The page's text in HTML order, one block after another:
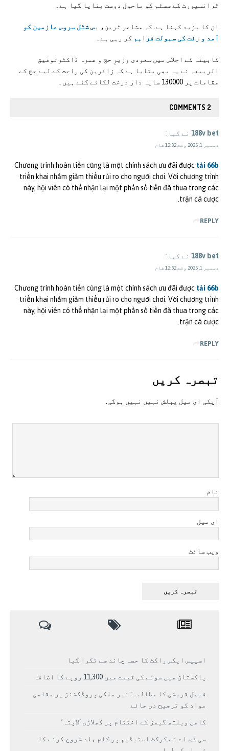
ٹرانسپورٹ کے سسٹم کو ماحول دوست بنایا گیا ہے۔
ان کا مزید کہنا ہے. کہ مشاعر ٹرین، بس شٹل سروس عازمین کو
آمد و رفت کی سہولت فراہم کر رہی ہے۔
کابینہ کے اجلاس میں سعودی وزیرِ حج و عمرہ ڈاکٹرتوفیق
الربیعہ نے یہ بھی بتایا ہے کہ زائرین کی راحت کے لیے حج کے
مقامات پر 130000 سایہ دار درخت لگائے گئے ہیں۔
2 COMMENTS
188v bet نے کہا:
دسمبر 1, 2025 وقت 12:32 شام
Chương trình hoàn tiền cũng là một chính sách ưu đãi được tải 66b
triển khai nhằm giảm thiểu rủi ro cho người chơi. Với chương trình
này, hội viên có thể nhận lại một phần số tiền đã thua trong các
trận cá cược.
REPLY
188v bet نے کہا:
دسمبر 1, 2025 وقت 12:32 شام
Chương trình hoàn tiền cũng là một chính sách ưu đãi được tải 66b
triển khai nhằm giảm thiểu rủi ro cho người chơi. Với chương trình
này, hội viên có thể nhận lại một phần số tiền đã thua trong các
trận cá cược.
REPLY
تبصرہ کريں
آپکی ای ميل پبلش نہيں نہيں ہوگی.
نام
ای میل
ویب سائٹ
اسپیس ایکس راکٹ کا حصہ چاند سے ٹکرا گیا
پاکستان میں سونے کی قیمت میں 11,300 روپے کا اضافہ
فیصل قریشی کا مطالبہ: غیر ملکی پروڈکشنز پر مقامی
مواد کو ترجیح دی جائے
کامن ویلتھ گیمز کے اختتام پر کھلاڑی ‘لاپتہ’
سی ڈی اے نے کرکٹ اسٹیڈیم پر کام جلد شروع کرنے کا